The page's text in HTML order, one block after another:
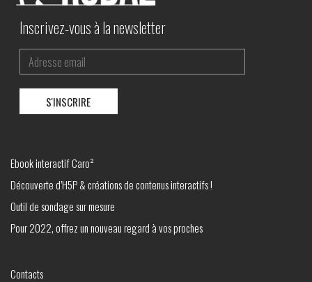
Inscrivez-vous à la newsletter
Ebook interactif Caro²
Découverte d’H5P & créations de contenus interactifs !
Outil de sondage sur mesure
Pour 2022, offrez un nouveau regard à vos proches
Contacts